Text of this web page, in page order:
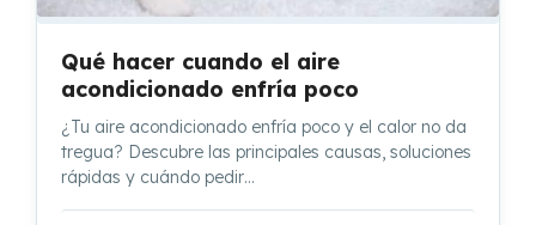
Qué hacer cuando el aire
acondicionado enfría poco
¿Tu aire acondicionado enfría poco y el calor no da
tregua? Descubre las principales causas, soluciones
rápidas y cuándo pedir…